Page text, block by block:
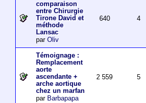
comparaison
entre Chirurgie
Tirone David et
méthode
Lansac
par Oliv
640 4
Témoignage :
Remplacement
aorte
ascendante +
arche aortique
chez un marfan
par Barbapapa
2 559 5